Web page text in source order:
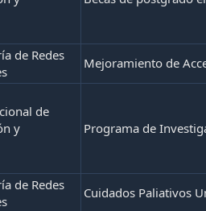
de Redes
Mejoramiento de
de
y
Programa de
de Redes
Cuidados Paliativos